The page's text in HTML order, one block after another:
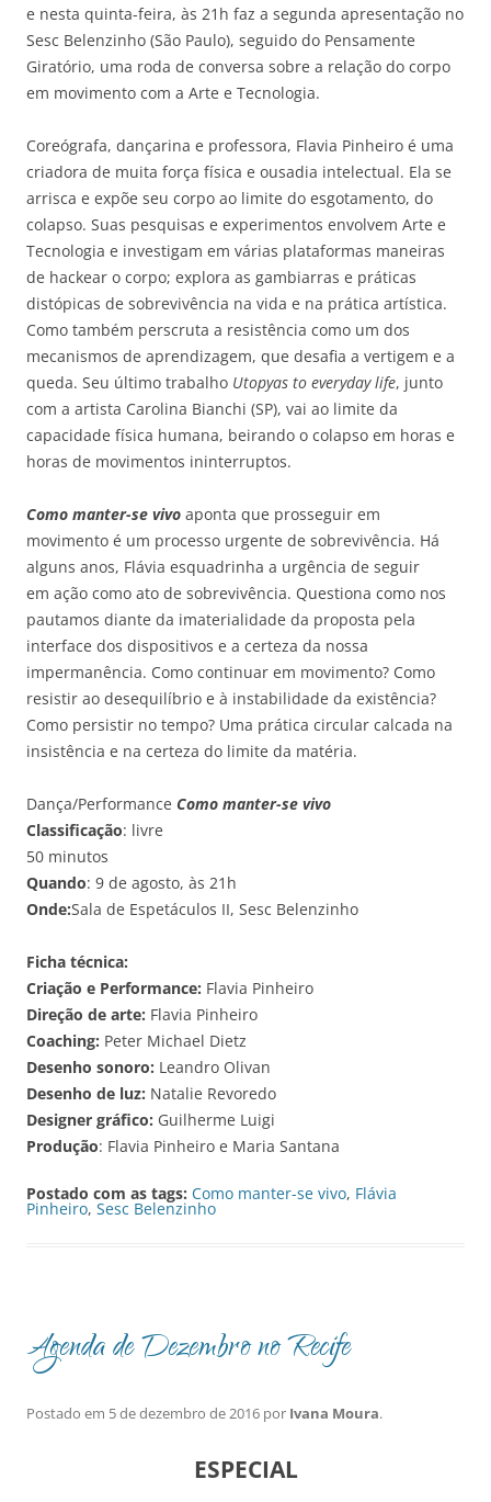
e nesta quinta-feira, às 21h faz a segunda apresentação no
Sesc Belenzinho (São Paulo), seguido do Pensamente
Giratório, uma roda de conversa sobre a relação do corpo
em movimento com a Arte e Tecnologia.
Coreógrafa, dançarina e professora, Flavia Pinheiro é uma
criadora de muita força física e ousadia intelectual. Ela se
arrisca e expõe seu corpo ao limite do esgotamento, do
colapso. Suas pesquisas e experimentos envolvem Arte e
Tecnologia e investigam em várias plataformas maneiras
de hackear o corpo; explora as gambiarras e práticas
distópicas de sobrevivência na vida e na prática artística.
Como também perscruta a resistência como um dos
mecanismos de aprendizagem, que desafia a vertigem e a
queda. Seu último trabalho Utopyas to everyday life, junto
com a artista Carolina Bianchi (SP), vai ao limite da
capacidade física humana, beirando o colapso em horas e
horas de movimentos ininterruptos.
Como manter-se vivo aponta que prosseguir em
movimento é um processo urgente de sobrevivência. Há
alguns anos, Flávia esquadrinha a urgência de seguir
em ação como ato de sobrevivência. Questiona como nos
pautamos diante da imaterialidade da proposta pela
interface dos dispositivos e a certeza da nossa
impermanência. Como continuar em movimento? Como
resistir ao desequilíbrio e à instabilidade da existência?
Como persistir no tempo? Uma prática circular calcada na
insistência e na certeza do limite da matéria.
Dança/Performance Como manter-se vivo
Classificação: livre
50 minutos
Quando: 9 de agosto, às 21h
Onde:Sala de Espetáculos II, Sesc Belenzinho
Ficha técnica:
Criação e Performance: Flavia Pinheiro
Direção de arte: Flavia Pinheiro
Coaching: Peter Michael Dietz
Desenho sonoro: Leandro Olivan
Desenho de luz: Natalie Revoredo
Designer gráfico: Guilherme Luigi
Produção: Flavia Pinheiro e Maria Santana
Postado com as tags: Como manter-se vivo, Flávia
Pinheiro, Sesc Belenzinho
Agenda de Dezembro no Recife
Postado em 5 de dezembro de 2016 por Ivana Moura.
ESPECIAL